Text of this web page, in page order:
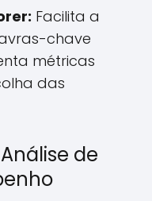
Facilita a
chave
métricas
das
de